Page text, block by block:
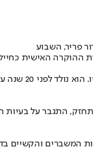
כל חבריו של דור,
התגבר על
המשברים והקשיים